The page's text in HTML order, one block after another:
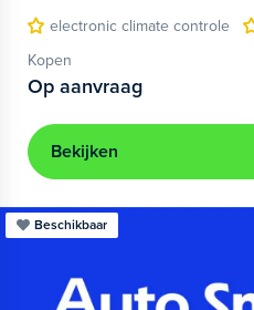
electronic climate controle
Kopen
Op aanvraag
Bekijken
Beschikbaar